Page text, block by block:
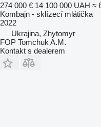
274 000 € 14 100 000 UAH ≈
Kombajn - sklízecí mlátička
2022
Ukrajina, Zhytomyr
FOP Tomchuk A.M.
Kontakt s dealerem